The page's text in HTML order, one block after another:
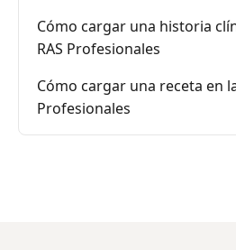
Cómo cargar una historia
RAS Profesionales
Cómo cargar una receta en
Profesionales